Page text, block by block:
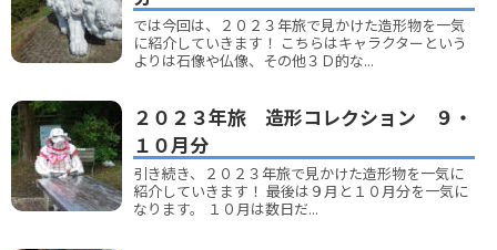
では今回は、２０２３年旅で見かけた造形物を一気
に紹介していきます！ こちらはキャラクターという
よりは石像や仏像、その他３Ｄ的な...
２０２３年旅 造形コレクション ９・
１０月分
引き続き、２０２３年旅で見かけた造形物を一気に
紹介していきます！ 最後は９月と１０月分を一気に
なります。 １０月は数日だ...